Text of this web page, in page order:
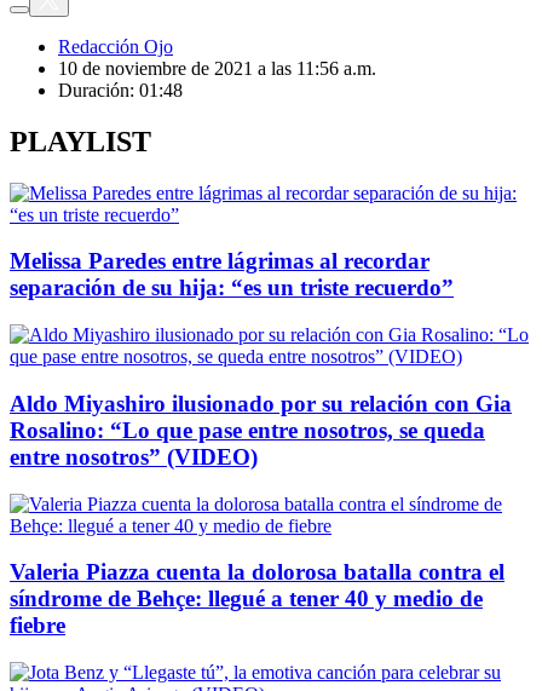
Redacción Ojo
10 de noviembre de 2021 a las 11:56 a.m.
Duración: 01:48
PLAYLIST
Melissa Paredes entre lágrimas al recordar
separación de su hija: “es un triste recuerdo”
Aldo Miyashiro ilusionado por su relación con Gia
Rosalino: “Lo que pase entre nosotros, se queda
entre nosotros” (VIDEO)
Valeria Piazza cuenta la dolorosa batalla contra el
síndrome de Behçe: llegué a tener 40 y medio de
fiebre